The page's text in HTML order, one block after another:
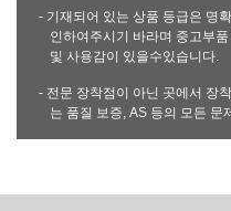
- 기재되어 있는 상품 등급은 명
인하여주시기 바라며 중고부
및 사용감이 있을수있습니다.
- 전문 장착점이 아닌 곳에서 장
는 품질 보증, AS 등의 모든 문